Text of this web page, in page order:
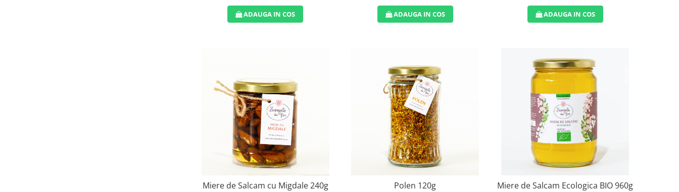
ADAUGA IN COS ADAUGA IN COS ADAUGA IN COS
Miere de Salcam cu Migdale 240g Polen 120g Miere de Salcam Ecologica BIO 960g